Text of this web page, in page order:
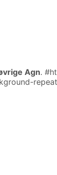
Agn.